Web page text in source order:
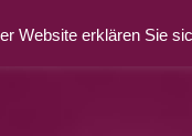
Website erklären Sie